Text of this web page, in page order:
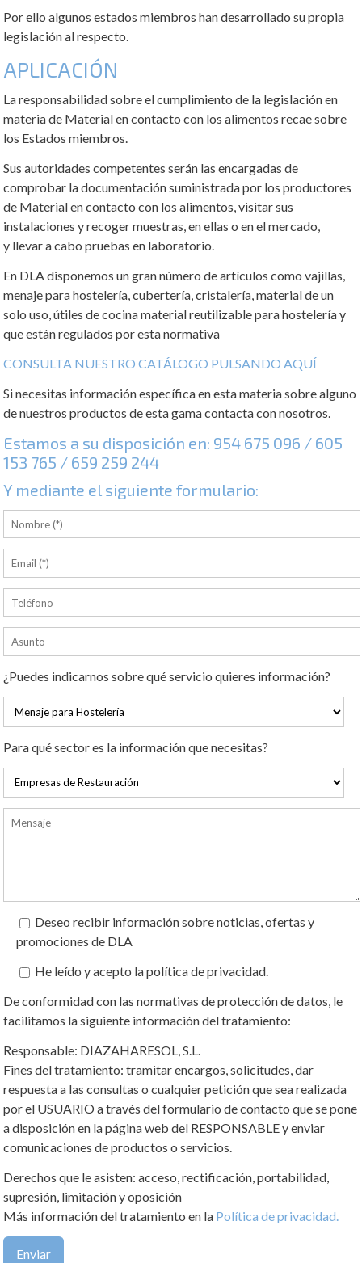
Por ello algunos estados miembros han desarrollado su propia
legislación al respecto.
APLICACIÓN
La responsabilidad sobre el cumplimiento de la legislación en
materia de Material en contacto con los alimentos recae sobre
los Estados miembros.
Sus autoridades competentes serán las encargadas de
comprobar la documentación suministrada por los productores
de Material en contacto con los alimentos, visitar sus
instalaciones y recoger muestras, en ellas o en el mercado,
y llevar a cabo pruebas en laboratorio.
En DLA disponemos un gran número de artículos como vajillas,
menaje para hostelería, cubertería, cristalería, material de un
solo uso, útiles de cocina material reutilizable para hostelería y
que están regulados por esta normativa
CONSULTA NUESTRO CATÁLOGO PULSANDO AQUÍ
Si necesitas información específica en esta materia sobre alguno
de nuestros productos de esta gama contacta con nosotros.
Estamos a su disposición en: 954 675 096 / 605
153 765 / 659 259 244
Y mediante el siguiente formulario:
¿Puedes indicarnos sobre qué servicio quieres información?
Para qué sector es la información que necesitas?
Deseo recibir información sobre noticias, ofertas y
promociones de DLA
He leído y acepto la política de privacidad.
De conformidad con las normativas de protección de datos, le
facilitamos la siguiente información del tratamiento:
Responsable: DIAZAHARESOL, S.L.
Fines del tratamiento: tramitar encargos, solicitudes, dar
respuesta a las consultas o cualquier petición que sea realizada
por el USUARIO a través del formulario de contacto que se pone
a disposición en la página web del RESPONSABLE y enviar
comunicaciones de productos o servicios.
Derechos que le asisten: acceso, rectificación, portabilidad,
supresión, limitación y oposición
Más información del tratamiento en la Política de privacidad.